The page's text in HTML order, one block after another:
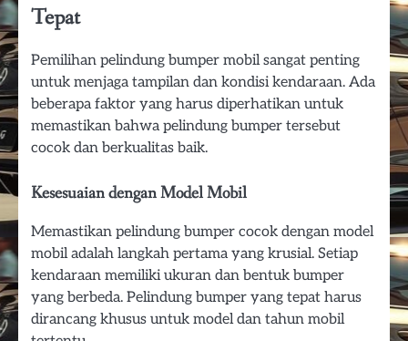
Tepat
Pemilihan pelindung bumper mobil sangat penting
untuk menjaga tampilan dan kondisi kendaraan. Ada
beberapa faktor yang harus diperhatikan untuk
memastikan bahwa pelindung bumper tersebut
cocok dan berkualitas baik.
Kesesuaian dengan Model Mobil
Memastikan pelindung bumper cocok dengan model
mobil adalah langkah pertama yang krusial. Setiap
kendaraan memiliki ukuran dan bentuk bumper
yang berbeda. Pelindung bumper yang tepat harus
dirancang khusus untuk model dan tahun mobil